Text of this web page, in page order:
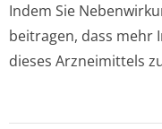
Indem Sie
beitragen, dass mehr
dieses Arzneimittels